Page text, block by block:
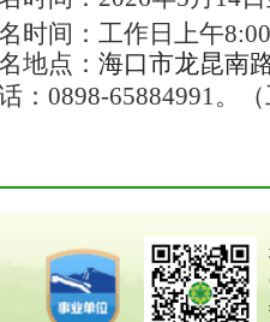
时间：工作日上午
地点： 海口市龙昆南
： 0898-65884991。